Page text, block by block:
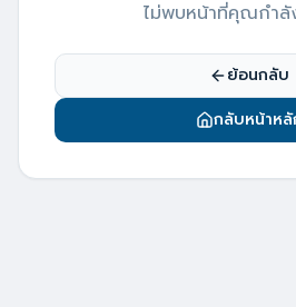
ไม่พบหน้าที่คุณกำลั
ย้อนกลับ
กลับหน้าหลั